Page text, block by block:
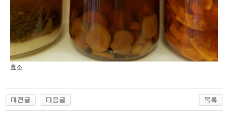
효소